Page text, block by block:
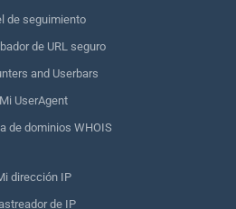
de seguimiento
de URL seguro
and Userbars
Mi UserAgent
de dominios WHOIS
dirección IP
de IP